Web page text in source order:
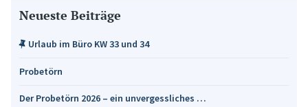
Neueste Beiträge
Urlaub im Büro KW 33 und 34
Probetörn
Der Probetörn 2026 – ein unvergessliches …